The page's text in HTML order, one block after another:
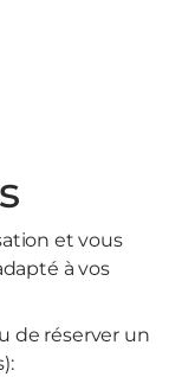
et vous
à vos
de réserver un